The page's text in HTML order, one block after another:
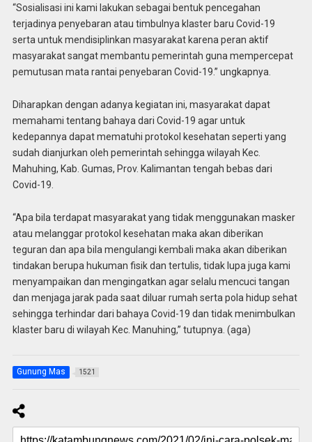
“Sosialisasi ini kami lakukan sebagai bentuk pencegahan
terjadinya penyebaran atau timbulnya klaster baru Covid-19
serta untuk mendisiplinkan masyarakat karena peran aktif
masyarakat sangat membantu pemerintah guna mempercepat
pemutusan mata rantai penyebaran Covid-19.” ungkapnya.
Diharapkan dengan adanya kegiatan ini, masyarakat dapat
memahami tentang bahaya dari Covid-19 agar untuk
kedepannya dapat mematuhi protokol kesehatan seperti yang
sudah dianjurkan oleh pemerintah sehingga wilayah Kec.
Mahuhing, Kab. Gumas, Prov. Kalimantan tengah bebas dari
Covid-19.
“Apa bila terdapat masyarakat yang tidak menggunakan masker
atau melanggar protokol kesehatan maka akan diberikan
teguran dan apa bila mengulangi kembali maka akan diberikan
tindakan berupa hukuman fisik dan tertulis, tidak lupa juga kami
menyampaikan dan mengingatkan agar selalu mencuci tangan
dan menjaga jarak pada saat diluar rumah serta pola hidup sehat
sehingga terhindar dari bahaya Covid-19 dan tidak menimbulkan
klaster baru di wilayah Kec. Manuhing,” tutupnya. (aga)
Gunung Mas 1521